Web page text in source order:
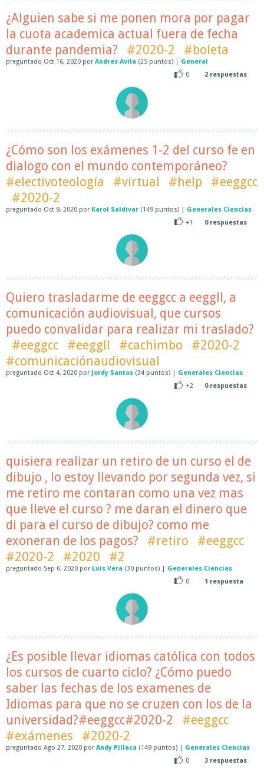
¿Alguien sabe si me ponen mora por pagar
la cuota academica actual fuera de fecha
durante pandemia?
#2020-2 #boleta
preguntado Oct 16, 2020 por Andres Avila (25 puntos) | General
0
2 respuestas
¿Cómo son los exámenes 1-2 del curso fe en
dialogo con el mundo contemporáneo?
#electivoteología
#virtual #help
#eeggcc
#2020-2
preguntado Oct 9, 2020 por Karol Saldivar (149 puntos) | Generales Ciencias
+1
0respuestas
Quiero trasladarme de eeggcc a eeggll, a
comunicación audiovisual, que cursos
puedo convalidar para realizar mi traslado?
#eeggcc
#eeggll #cachimbo
#2020-2
#comunicaciónaudiovisual
preguntado Oct 4, 2020 por Jordy Santos (34 puntos) | Generales Ciencias
+2
0respuestas
quisiera realizar un retiro de un curso el de
dibujo , lo estoy llevando por segunda vez, si
me retiro me contaran como una vez mas
que lleve el curso ? me daran el dinero que
di para el curso de dibujo? como me
exoneran de los pagos?
#retiro
#eeggcc
#2020-2
#2020 #2
preguntado Sep 6, 2020 por Luis Vera (30 puntos) | Generales Ciencias
0
1 respuesta
¿Es posible llevar idiomas católica con todos
los cursos de cuarto ciclo? ¿Cómo puedo
saber las fechas de los examenes de
Idiomas para que no se cruzen con los de la
universidad?#eeggcc#2020-2
#eeggcc
#exámenes
#2020-2
preguntado Ago 27, 2020 por Andy Pillaca (149 puntos) | Generales Ciencias
0
3 respuestas